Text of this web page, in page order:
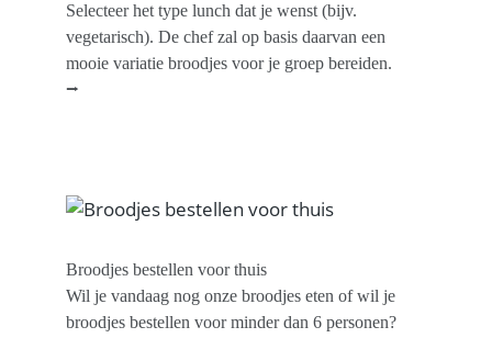
Selecteer het type lunch dat je wenst (bijv.
vegetarisch). De chef zal op basis daarvan een
mooie variatie broodjes voor je groep bereiden.
⭢
Broodjes bestellen voor thuis
Wil je vandaag nog onze broodjes eten of wil je
broodjes bestellen voor minder dan 6 personen?